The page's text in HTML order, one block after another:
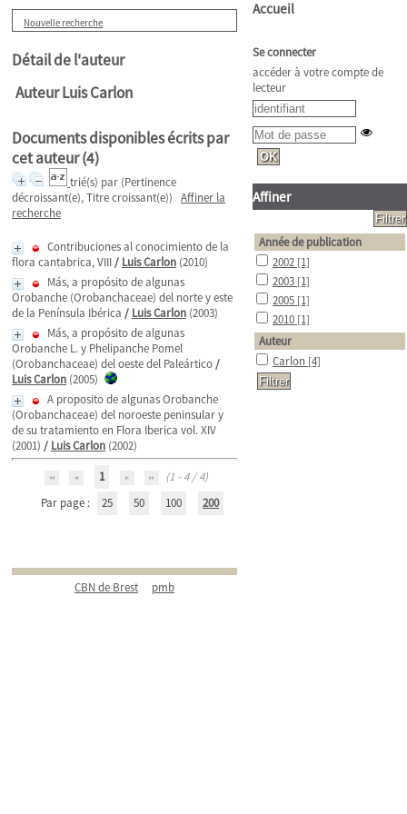
Nouvelle recherche
Détail de l'auteur
Auteur Luis Carlon
Documents disponibles écrits par
cet auteur (4)
trié(s) par (Pertinence
décroissant(e), Titre croissant(e)) Affiner la
recherche
Contribuciones al conocimiento de la
flora cantabrica, VIII/ Luis Carlon (2010)
Más, a propósito de algunas
Orobanche (Orobanchaceae) del norte y este
de la Península Ibérica / Luis Carlon (2003)
Más, a propósito de algunas
Orobanche L. y Phelipanche Pomel
(Orobanchaceae) del oeste del Paleártico/
Luis Carlon (2005)
A proposito de algunas Orobanche
(Orobanchaceae) del noroeste peninsular y
de su tratamiento en Flora Iberica vol. XIV
(2001) / Luis Carlon (2002)
1
(1 - 4 / 4)
Par page :
25 50 100 200
CBN de Brest pmb
Accueil
Se connecter
accéder à votre compte de
lecteur
Affiner
Année de publication
2002 [1]
2003 [1]
2005 [1]
2010 [1]
Auteur
Carlon [4]